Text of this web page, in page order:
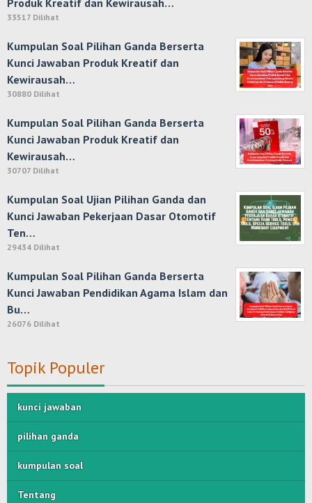
Produk Kreatif dan Kewirausah…
33517 Dilihat
Kumpulan Soal Pilihan Ganda Berserta
Kunci Jawaban Produk Kreatif dan
Kewirausah…
30880 Dilihat
Kumpulan Soal Pilihan Ganda Berserta
Kunci Jawaban Produk Kreatif dan
Kewirausah…
30707 Dilihat
Kumpulan Soal Ujian Pilihan Ganda dan
Kunci Jawaban Pekerjaan Dasar Otomotif
Ten…
29434 Dilihat
Kumpulan Soal Pilihan Ganda Berserta
Kunci Jawaban Pendidikan Agama Islam dan
Bu…
26076 Dilihat
Topik Populer
kunci jawaban
pilihan ganda
kumpulan soal
Tentang